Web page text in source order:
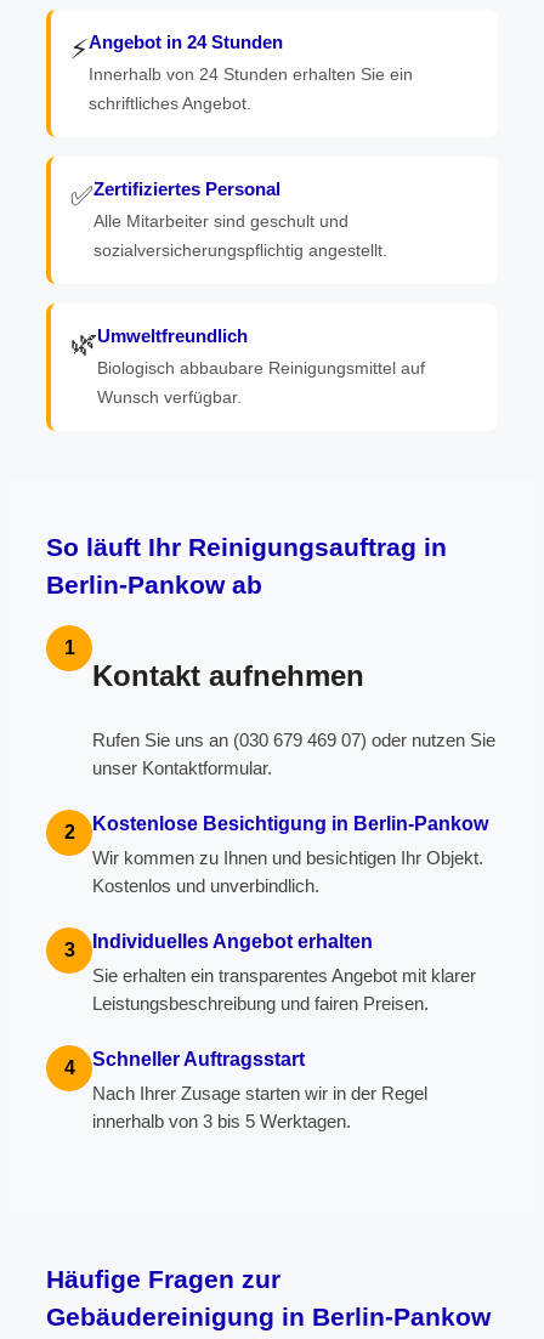
⚡Angebot in 24 Stunden
Innerhalb von 24 Stunden erhalten Sie ein
schriftliches Angebot.
✅Zertifiziertes Personal
Alle Mitarbeiter sind geschult und
sozialversicherungspflichtig angestellt.
🌿Umweltfreundlich
Biologisch abbaubare Reinigungsmittel auf
Wunsch verfügbar.
So läuft Ihr Reinigungsauftrag in
Berlin-Pankow ab
1
Kontakt aufnehmen
Rufen Sie uns an (030 679 469 07) oder nutzen Sie
unser Kontaktformular.
2 Kostenlose Besichtigung in Berlin-Pankow
Wir kommen zu Ihnen und besichtigen Ihr Objekt.
Kostenlos und unverbindlich.
3 Individuelles Angebot erhalten
Sie erhalten ein transparentes Angebot mit klarer
Leistungsbeschreibung und fairen Preisen.
4 Schneller Auftragsstart
Nach Ihrer Zusage starten wir in der Regel
innerhalb von 3 bis 5 Werktagen.
Häufige Fragen zur
Gebäudereinigung in Berlin-Pankow